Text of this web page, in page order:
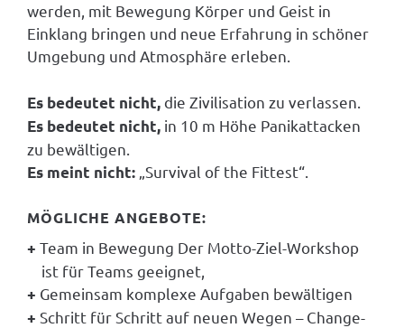
werden, mit Bewegung Körper und Geist in
Einklang bringen und neue Erfahrung in schöner
Umgebung und Atmosphäre erleben.
Es bedeutet nicht,die Zivilisation zu verlassen.
Es bedeutet nicht, in 10 m Höhe Panikattacken
zu bewältigen.
Es meint nicht: „Survival of the Fittest“.
MÖGLICHE ANGEBOTE:
Team in Bewegung Der Motto-Ziel-Workshop
ist für Teams geeignet,
Gemeinsam komplexe Aufgaben bewältigen
Schritt für Schritt auf neuen Wegen – Change-